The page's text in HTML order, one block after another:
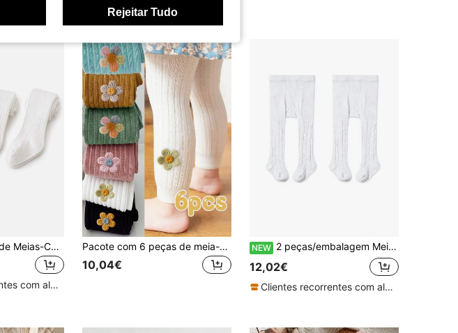
3 peças/Conjunto de Meias-Calças para Menina, Leggings de Bebé para Primavera/Outono
Clientes recorrentes com alta taxa de retorno
Pacote com 6 peças de meia-calça curta com estampa floral para meninas, estilo fofo e doce, adequada para uso diário
10,04€
NEW 2 peças/embalagem Meias-calças finas de algodão para menina, leggings de bebé para primavera/outono
12,02€
Clientes recorrentes com alta taxa de retorno
Rejeitar Tudo